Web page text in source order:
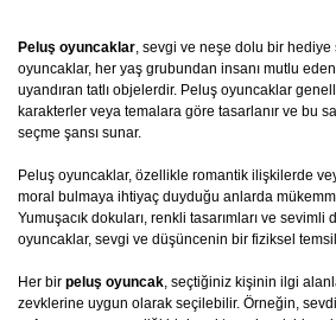
Peluş oyuncaklar, sevgi ve neşe dolu bir
oyuncaklar, her yaş grubundan insanı mutlu
uyandıran tatlı objelerdir. Peluş oyuncaklar
karakterler veya temalara göre tasarlanır ve bu
seçme şansı sunar.
Peluş oyuncaklar, özellikle romantik ilişkilerde
moral bulmaya ihtiyaç duyduğu anlarda
Yumuşacık dokuları, renkli tasarımları ve sevimli
oyuncaklar, sevgi ve düşüncenin bir fiziksel
Her bir peluş oyuncak, seçtiğiniz kişinin ilgi
zevklerine uygun olarak seçilebilir. Örneğin,